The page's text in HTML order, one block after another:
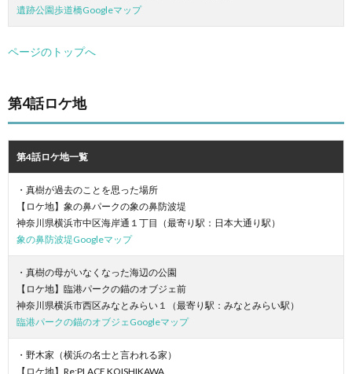
遺跡公園歩道橋Googleマップ
ページのトップへ
第4話ロケ地
第4話ロケ地一覧
・真樹が過去のことを思った場所
【ロケ地】象の鼻パークの象の鼻防波堤
神奈川県横浜市中区海岸通１丁目（最寄り駅：日本大通り駅）
象の鼻防波堤Googleマップ
・真樹の母がいなくなった海辺の公園
【ロケ地】臨港パークの錨のオブジェ前
神奈川県横浜市西区みなとみらい１（最寄り駅：みなとみらい駅）
臨港パークの錨のオブジェGoogleマップ
・野木家（横浜の名士と言われる家）
【ロケ地】Re:PLACE KOISHIKAWA